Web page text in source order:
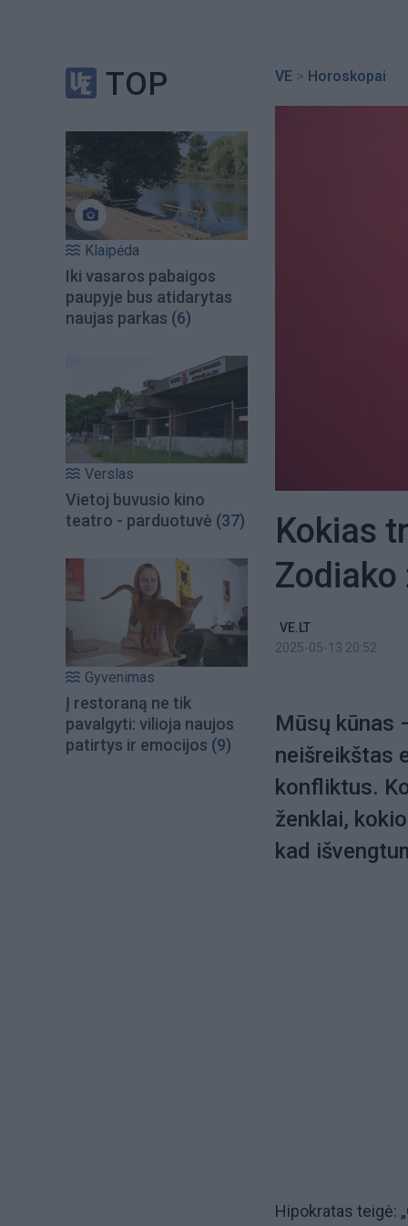
TOP
Klaipėda
Iki vasaros pabaigos
paupyje bus atidarytas
naujas parkas (6)
Verslas
Vietoj buvusio kino
teatro - parduotuvė (37)
Gyvenimas
Į restoraną ne tik
pavalgyti: vilioja naujos
patirtys ir emocijos (9)
VE > Horoskopai
Kokias
Zodiako
VE.LT
2025-05-13 20:52
Mūsų kūnas
neišreikštas
konfliktus.
ženklai,
kad
Hipokratas teigė: